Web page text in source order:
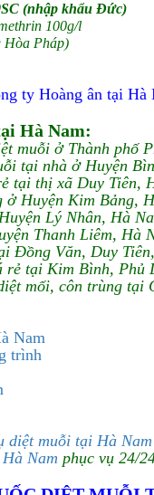
(nhập khẩu Đức)
100g/l
Hòa Pháp)
ty Hoàng ân tại Hà
Hà Nam:
muỗi ở Thành phố
tại nhà ở Huyện
thị xã Duy Tiên,
Huyện Kim Bảng,
Lý Nhân, Hà
Thanh Liêm, Hà
Đồng Văn, Duy
tại Kim Bình, Phủ
mối, côn trùng tại
Nam
trình
diệt muỗi tại Hà Nam
Nam phục vụ 24/